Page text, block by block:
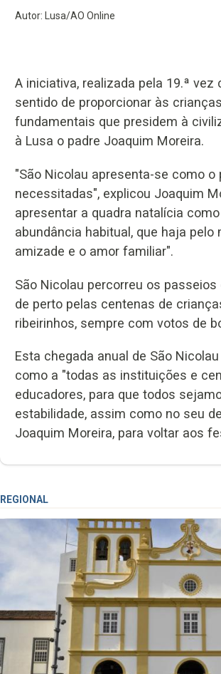
Autor: Lusa/AO Online
A iniciativa, realizada pela 19.ª
sentido de proporcionar às
fundamentais que presidem à
à Lusa o padre Joaquim Moreira.
"São Nicolau apresenta-se como
necessitadas", explicou Joaquim
apresentar a quadra natalícia
abundância habitual, que haja
amizade e o amor familiar".
São Nicolau percorreu os
de perto pelas centenas de
ribeirinhos, sempre com votos de
Esta chegada anual de São
como a "todas as instituições e
educadores, para que todos
estabilidade, assim como no seu
Joaquim Moreira, para voltar aos
REGIONAL